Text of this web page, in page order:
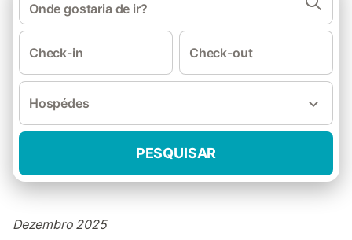
Onde gostaria de ir?
Check-in Check-out
Hospédes
PESQUISAR
Dezembro 2025